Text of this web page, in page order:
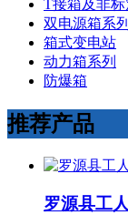
T接箱及非标
双电源箱系列
箱式变电站
动力箱系列
防爆箱
推荐产品
罗源县工